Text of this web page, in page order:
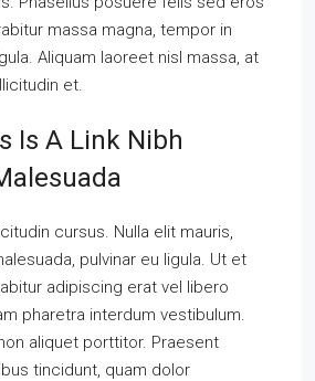
massa magna, tempor in
Aliquam laoreet nisl massa, at
et.
Is A Link Nibh
cursus. Nulla elit mauris,
pulvinar eu ligula. Ut et
adipiscing erat vel libero
pharetra interdum vestibulum.
aliquet porttitor. Praesent
tincidunt, quam dolor